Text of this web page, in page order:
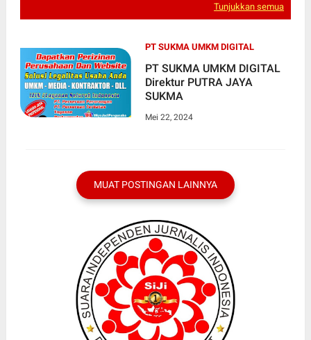
Tunjukkan semua
PT SUKMA UMKM DIGITAL
PT SUKMA UMKM DIGITAL
Direktur PUTRA JAYA
SUKMA
Mei 22, 2024
MUAT POSTINGAN LAINNYA